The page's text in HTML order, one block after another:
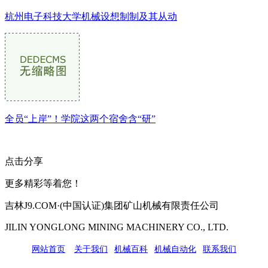
杭州电子科技大学机械设想制制及其从动
全员“上岸”！学院这两个宿舍含“研”
点击分享
更多精彩等着您！
吉林J9.COM·(中国认证)集团矿山机械有限责任公司
JILIN YONGLONG MINING MACHINERY CO., LTD.
网站首页 关于我们 机械百科 机械自动化 联系我们